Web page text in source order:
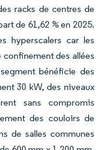
racks de centres de
de 61,62 % en 2025.
hyperscalers car les
des allées
bénéficie des
30 kW, des niveaux
sans compromis
des couloirs de
de salles communes